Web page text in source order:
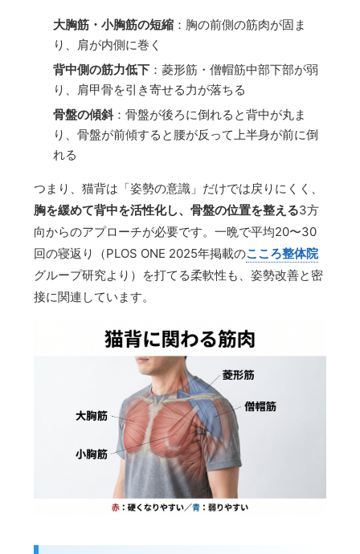
大胸筋・小胸筋の短縮 ：胸の前側の筋肉が固ま
り、肩が内側に巻く
背中側の筋力低下 ：菱形筋・僧帽筋中部下部が弱
り、肩甲骨を引き寄せる力が落ちる
骨盤の傾斜：骨盤が後ろに倒れると背中が丸ま
り、骨盤が前傾すると腰が反って上半身が前に倒
れる
つまり、猫背は「姿勢の意識」だけでは戻りにくく、
胸を緩めて背中を活性化し、骨盤の位置を整える3方
向からのアプローチが必要です。一晩で平均20〜30
回の寝返り（PLOS ONE 2025年掲載のこころ整体院
グループ研究より）を打てる柔軟性も、姿勢改善と密
接に関連しています。